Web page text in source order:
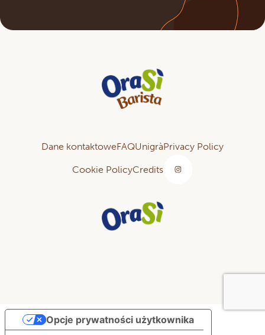
Dane kontaktoweFAQUnigràPrivacy Policy
Cookie PolicyCredits
Opcje prywatności użytkownika